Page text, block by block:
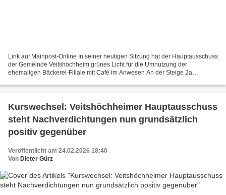
Link auf Mainpost-Online In seiner heutigen Sitzung hat der Hauptausschuss
der Gemeinde Veitshöchheim grünes Licht für die Umnutzung der
ehemaligen Bäckerei-Filiale mit Café im Anwesen An der Steige 2a
Kurswechsel: Veitshöchheimer Hauptausschuss
steht Nachverdichtungen nun grundsätzlich
positiv gegenüber
Veröffentlicht am 24.02.2026 18:40
Von Dieter Gürz